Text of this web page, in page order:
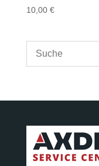
10,00 €